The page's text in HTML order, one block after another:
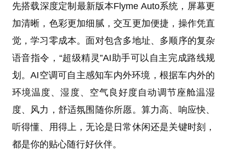
先搭载深度定制最新版本Flyme Auto系统，屏幕更
加清晰，色彩更加细腻，交互更加便捷，操作凭直
觉，学习零成本。面对包含多地址、多顺序的复杂
语音指令，“超级精灵”AI助手可以自主完成路线规
划。AI空调可自主感知车内外环境，根据车内外的
环境温度、湿度、空气良好度自动调节座舱温湿
度、风力，舒适氛围随你所愿。算力高、响应快、
听得懂、用得上，无论是日常休闲还是关键时刻，
都是你的贴心随行好伙伴。